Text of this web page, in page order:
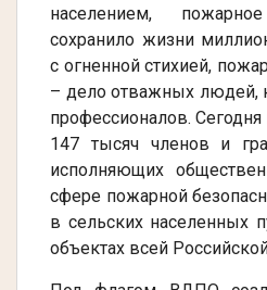
населением,
сохранило жизни
с огненной стихией,
– дело отважных людей,
профессионалов.
147 тысяч членов и
исполняющих
сфере пожарной
в сельских населенных
объектах всей